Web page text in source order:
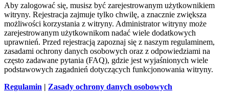
Aby zalogować się, musisz być zarejestrowanym użytkownikiem
witryny. Rejestracja zajmuje tylko chwilę, a znacznie zwiększa
możliwości korzystania z witryny. Administrator witryny może
zarejestrowanym użytkownikom nadać wiele dodatkowych
uprawnień. Przed rejestracją zapoznaj się z naszym regulaminem,
zasadami ochrony danych osobowych oraz z odpowiedziami na
często zadawane pytania (FAQ), gdzie jest wyjaśnionych wiele
podstawowych zagadnień dotyczących funkcjonowania witryny.
Regulamin | Zasady ochrony danych osobowych